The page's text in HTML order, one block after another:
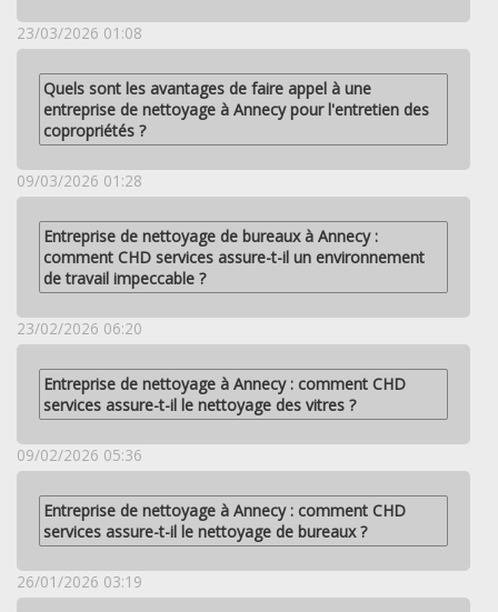
23/03/2026 01:08
Quels sont les avantages de faire appel à une
entreprise de nettoyage à Annecy pour l'entretien des
copropriétés ?
09/03/2026 01:28
Entreprise de nettoyage de bureaux à Annecy :
comment CHD services assure-t-il un environnement
de travail impeccable ?
23/02/2026 06:20
Entreprise de nettoyage à Annecy : comment CHD
services assure-t-il le nettoyage des vitres ?
09/02/2026 05:36
Entreprise de nettoyage à Annecy : comment CHD
services assure-t-il le nettoyage de bureaux ?
26/01/2026 03:19